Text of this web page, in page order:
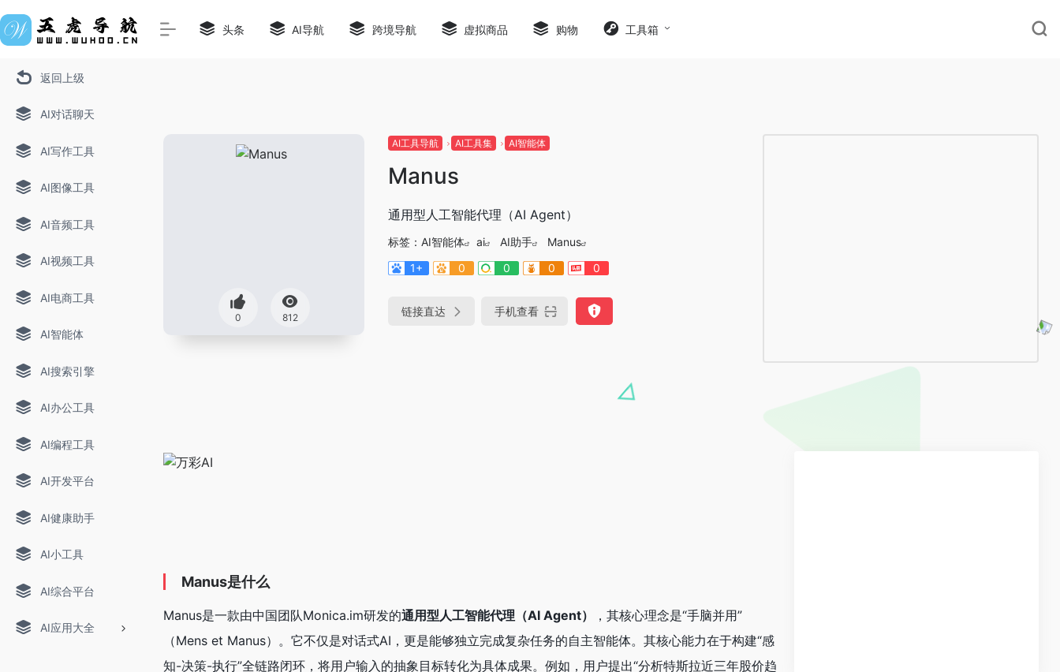
返回上级
AI对话聊天
AI写作工具
AI图像工具
AI音频工具
AI视频工具
AI电商工具
AI智能体
AI搜索引擎
AI办公工具
AI编程工具
AI开发平台
AI健康助手
AI小工具
AI综合平台
AI应用大全
头条 AI导航 跨境导航 虚拟商品 购物 工具箱
0 812
AI工具导航 AI工具集 AI智能体
Manus
通用型人工智能代理（AI Agent）
标签： AI智能体 ai AI助手
Manus
1+
0 0 0 0
链接直达 手机查看
Manus是什么
Manus是一款由中国团队Monica.im研发的通用型人工智能代理（AI Agent）
，其核心理念是“手脑并用”
（Mens et Manus）。它不仅是对话式AI，更是能够独立完成复杂任务的自主智能体。其核心能力在于构建“感
知-决策-执行”全链路闭环，将用户输入的抽象目标转化为具体成果。例如，用户提出“分析特斯拉近三年股价趋